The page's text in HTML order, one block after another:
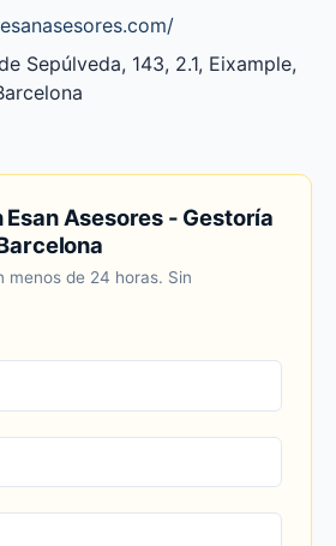
Sepúlveda, 143, 2.1, Eixample,
Asesores - Gestoría
menos de 24 horas. Sin